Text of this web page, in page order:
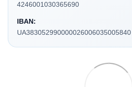
4246001030365690
IBAN:
UA383052990000026006035005840